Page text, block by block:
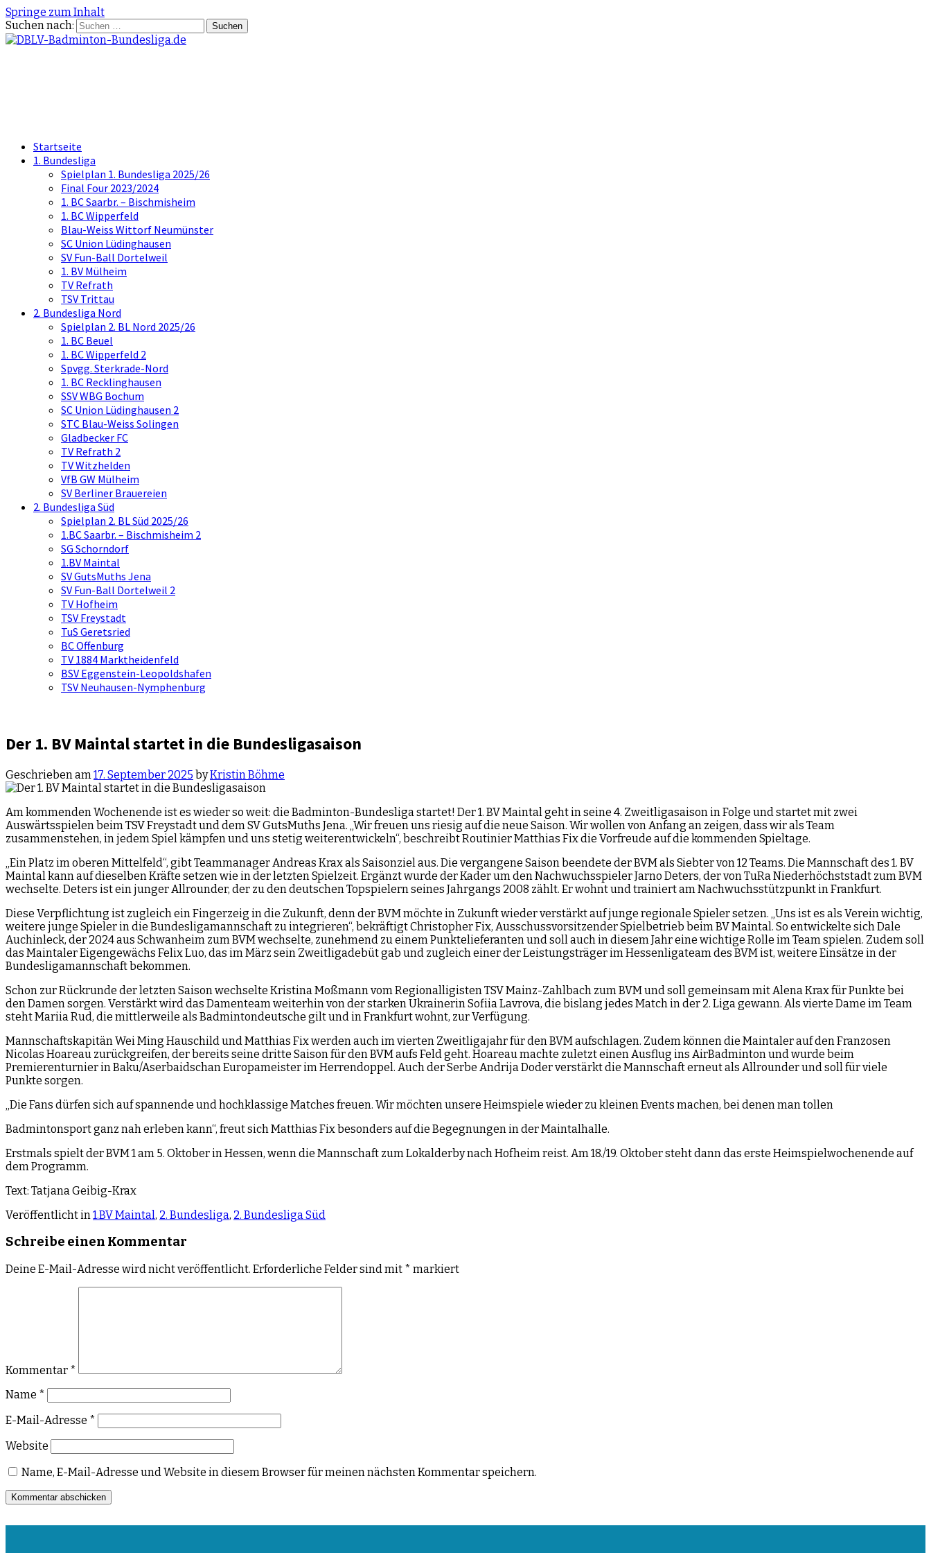
Springe zum Inhalt
Suchen nach:
Startseite
1. Bundesliga
Spielplan 1. Bundesliga 2025/26
Final Four 2023/2024
1. BC Saarbr. – Bischmisheim
1. BC Wipperfeld
Blau-Weiss Wittorf Neumünster
SC Union Lüdinghausen
SV Fun-Ball Dortelweil
1. BV Mülheim
TV Refrath
TSV Trittau
2. Bundesliga Nord
Spielplan 2. BL Nord 2025/26
1. BC Beuel
1. BC Wipperfeld 2
Spvgg. Sterkrade-Nord
1. BC Recklinghausen
SSV WBG Bochum
SC Union Lüdinghausen 2
STC Blau-Weiss Solingen
Gladbecker FC
TV Refrath 2
TV Witzhelden
VfB GW Mülheim
SV Berliner Brauereien
2. Bundesliga Süd
Spielplan 2. BL Süd 2025/26
1.BC Saarbr. – Bischmisheim 2
SG Schorndorf
1.BV Maintal
SV GutsMuths Jena
SV Fun-Ball Dortelweil 2
TV Hofheim
TSV Freystadt
TuS Geretsried
BC Offenburg
TV 1884 Marktheidenfeld
BSV Eggenstein-Leopoldshafen
TSV Neuhausen-Nymphenburg
Der 1. BV Maintal startet in die Bundesligasaison
Geschrieben am 17. September 2025 byKristin Böhme
Am kommenden Wochenende ist es wieder so weit: die Badminton-Bundesliga startet! Der 1. BV Maintal geht in seine 4. Zweitligasaison in Folge und startet mit zwei
Auswärtsspielen beim TSV Freystadt und dem SV GutsMuths Jena. „Wir freuen uns riesig auf die neue Saison. Wir wollen von Anfang an zeigen, dass wir als Team
zusammenstehen, in jedem Spiel kämpfen und uns stetig weiterentwickeln“, beschreibt Routinier Matthias Fix die Vorfreude auf die kommenden Spieltage.
„Ein Platz im oberen Mittelfeld“, gibt Teammanager Andreas Krax als Saisonziel aus. Die vergangene Saison beendete der BVM als Siebter von 12 Teams. Die Mannschaft des 1. BV
Maintal kann auf dieselben Kräfte setzen wie in der letzten Spielzeit. Ergänzt wurde der Kader um den Nachwuchsspieler Jarno Deters, der von TuRa Niederhöchststadt zum BVM
wechselte. Deters ist ein junger Allrounder, der zu den deutschen Topspielern seines Jahrgangs 2008 zählt. Er wohnt und trainiert am Nachwuchsstützpunkt in Frankfurt.
Diese Verpflichtung ist zugleich ein Fingerzeig in die Zukunft, denn der BVM möchte in Zukunft wieder verstärkt auf junge regionale Spieler setzen. „Uns ist es als Verein wichtig,
weitere junge Spieler in die Bundesligamannschaft zu integrieren“, bekräftigt Christopher Fix, Ausschussvorsitzender Spielbetrieb beim BV Maintal. So entwickelte sich Dale
Auchinleck, der 2024 aus Schwanheim zum BVM wechselte, zunehmend zu einem Punktelieferanten und soll auch in diesem Jahr eine wichtige Rolle im Team spielen. Zudem soll
das Maintaler Eigengewächs Felix Luo, das im März sein Zweitligadebüt gab und zugleich einer der Leistungsträger im Hessenligateam des BVM ist, weitere Einsätze in der
Bundesligamannschaft bekommen.
Schon zur Rückrunde der letzten Saison wechselte Kristina Moßmann vom Regionalligisten TSV Mainz-Zahlbach zum BVM und soll gemeinsam mit Alena Krax für Punkte bei
den Damen sorgen. Verstärkt wird das Damenteam weiterhin von der starken Ukrainerin Sofiia Lavrova, die bislang jedes Match in der 2. Liga gewann. Als vierte Dame im Team
steht Mariia Rud, die mittlerweile als Badmintondeutsche gilt und in Frankfurt wohnt, zur Verfügung.
Mannschaftskapitän Wei Ming Hauschild und Matthias Fix werden auch im vierten Zweitligajahr für den BVM aufschlagen. Zudem können die Maintaler auf den Franzosen
Nicolas Hoareau zurückgreifen, der bereits seine dritte Saison für den BVM aufs Feld geht. Hoareau machte zuletzt einen Ausflug ins AirBadminton und wurde beim
Premierenturnier in Baku/Aserbaidschan Europameister im Herrendoppel. Auch der Serbe Andrija Doder verstärkt die Mannschaft erneut als Allrounder und soll für viele
Punkte sorgen.
„Die Fans dürfen sich auf spannende und hochklassige Matches freuen. Wir möchten unsere Heimspiele wieder zu kleinen Events machen, bei denen man tollen
Badmintonsport ganz nah erleben kann“, freut sich Matthias Fix besonders auf die Begegnungen in der Maintalhalle.
Erstmals spielt der BVM 1 am 5. Oktober in Hessen, wenn die Mannschaft zum Lokalderby nach Hofheim reist. Am 18./19. Oktober steht dann das erste Heimspielwochenende auf
dem Programm.
Text: Tatjana Geibig-Krax
Veröffentlicht in 1.BV Maintal, 2. Bundesliga, 2. Bundesliga Süd
Schreibe einen Kommentar
Deine E-Mail-Adresse wird nicht veröffentlicht. Erforderliche Felder sind mit * markiert
Kommentar *
Name *
E-Mail-Adresse *
Website
Name, E-Mail-Adresse und Website in diesem Browser für meinen nächsten Kommentar speichern.